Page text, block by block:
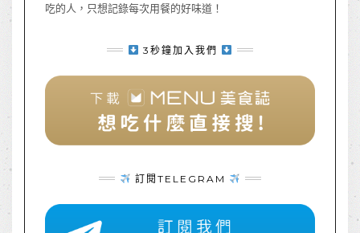
吃的人，只想記錄每次用餐的好味道！
3秒鐘加入我們
訂閱TELEGRAM